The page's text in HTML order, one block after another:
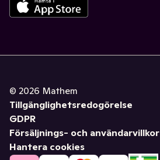
© 2026 Mathem
Tillgänglighetsredogörelse
GDPR
Försäljnings- och användarvillkor
Hantera cookies